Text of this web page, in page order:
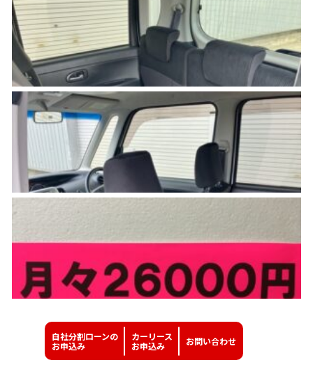
自社分割ローンの
お申込み
カーリース
お申込み
お問い合わせ